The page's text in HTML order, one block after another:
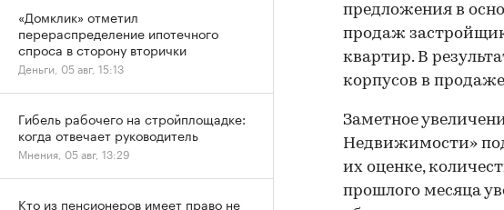
предложения в
продаж
квартир. В
корпусов в
Заметное
Недвижимости»
их оценке,
прошлого месяца
«Домклик» отметил
перераспределение ипотечного
спроса в сторону вторички
Деньги, 05 авг, 15:13
Гибель рабочего на стройплощадке:
когда отвечает руководитель
Мнения, 05 авг, 13:29
Кто из пенсионеров имеет право не